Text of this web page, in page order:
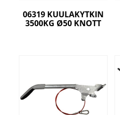
06319 KUULAKYTKIN
3500KG Ø50 KNOTT